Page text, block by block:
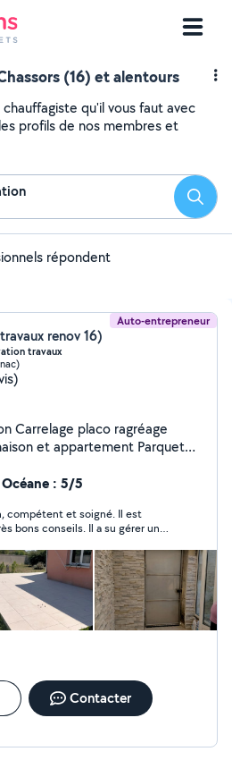
(16) et alentours
qu'il vous faut avec
profils de nos membres et
répondent
Auto-entrepreneur
renov 16)
travaux
placo ragréage
et appartement Parquet
: 5/5
compétent et soigné. Il est
Il a su gérer un
travail ! On adore ;) Océane et
Contacter